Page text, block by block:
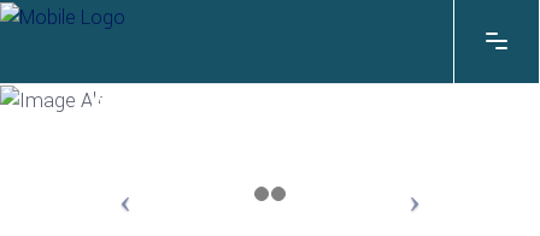
APARTAMENTI 8